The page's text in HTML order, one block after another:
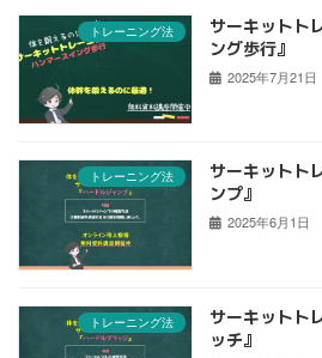
トレーニング法
サーキットト
ング歩行』
2025年7月21日
トレーニング法
サーキットト
ンプ』
2025年6月1日
トレーニング法
サーキットト
ッチ』